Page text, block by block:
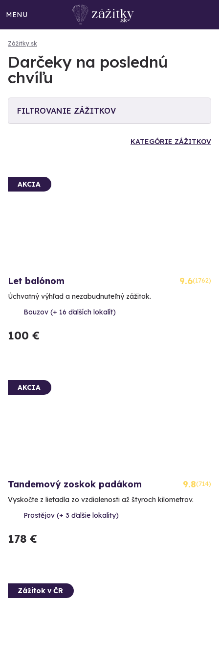
MENU
Zážitky.sk
Darčeky na poslednú
chvíľu
FILTROVANIE ZÁŽITKOV
KATEGÓRIE ZÁŽITKOV
AKCIA
Let balónom 9.6(1762)
Úchvatný výhľad a nezabudnuteľný zážitok.
Bouzov (+ 16 ďalších lokalít)
100 €
AKCIA
Tandemový zoskok padákom 9.8(714)
Vyskočte z lietadla zo vzdialenosti až štyroch kilometrov.
Prostějov (+ 3 ďalšie lokality)
178 €
Zážitok v ČR